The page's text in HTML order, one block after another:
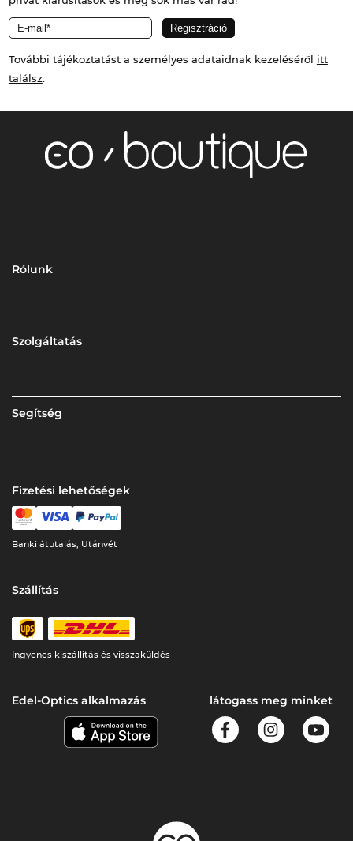
További tájékoztatást a személyes adataidnak kezeléséről itt
találsz.
Rólunk
Szolgáltatás
Segítség
Fizetési lehetőségek
Banki átutalás, Utánvét
Szállítás
Ingyenes kiszállítás és visszaküldés
Edel-Optics alkalmazás látogass meg minket